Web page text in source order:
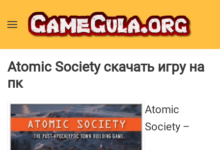
Atomic Society скачать игру на
пк
Atomic
Society –